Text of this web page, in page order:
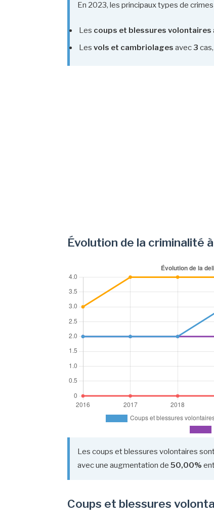
En 2023, les principaux types de
Les coups et blessures volontaires
Les vols et cambriolages avec3
Évolution de la criminalité
Les coups et blessures volontaires
avec une augmentation de 50,00%
Coups et blessures